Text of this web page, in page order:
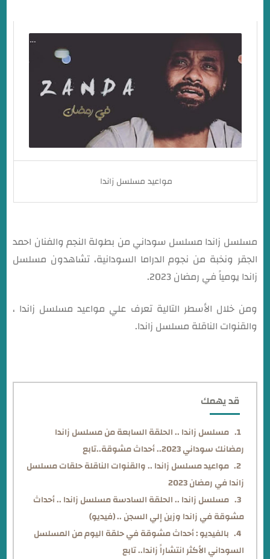
مواعيد مسلسل زاندا
مسلسل زاندا مسلسل سوداني من بطولة النجم والفنان احمد
الجقر ونخبة من نجوم الدراما السودانية، تشاهدون مسلسل
زاندا يومياً في رمضان 2023.
ومن خلال الأسطر التالية تعرف علي مواعيد مسلسل زاندا ،
والقنوات الناقلة مسلسل زاندا.
قد يهمك
مسلسل زاندا .. الحلقة السابعة من مسلسل زاندا
رمضانك سوداني 2023.. أحداث مشوقة..تابع
مواعيد مسلسل زاندا .. والقنوات الناقلة حلقات مسلسل
زاندا في رمضان 2023
مسلسل زاندا .. الحلقة السادسة مسلسل زاندا .. أحداث
مشوقة في زاندا وزين إلي السجن .. (فيديو)
بالفيديو : أحداث مشوقة في حلقة اليوم من المسلسل
السوداني الأكثر انتشاراً زاندا.. تابع